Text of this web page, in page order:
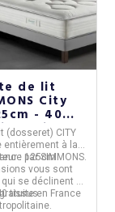
de lit
City
- 40
5 tailles
(dosseret) CITY
entièrement à la
parSIMMONS
: 125cm
vous sont
se déclinent en
tissus.en France